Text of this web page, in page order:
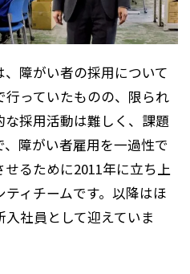
障がい者の採用について
っていたものの、限られ
採用活動は難しく、課題
障がい者雇用を一過性で
るために2011年に立ち上
ィチームです。以降はほ
社員として迎えていま